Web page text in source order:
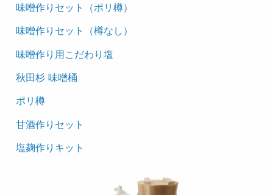
味噌作りセット（ポリ樽）
味噌作りセット（樽なし）
味噌作り用こだわり塩
秋田杉 味噌桶
ポリ樽
甘酒作りセット
塩麹作りキット